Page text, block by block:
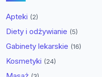
Apteki (2)
Diety i odżywianie (5)
Gabinety lekarskie (16)
Kosmetyki (24)